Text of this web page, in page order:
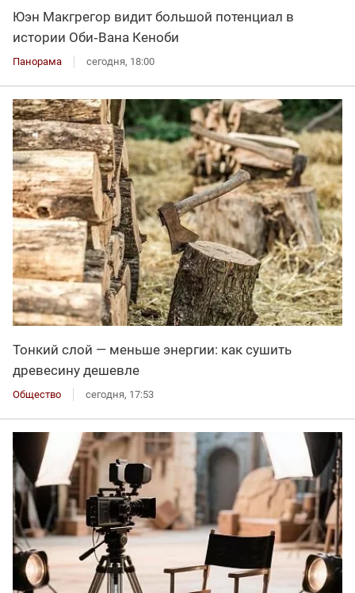
Юэн Макгрегор видит большой потенциал в
истории Оби‑Вана Кеноби
Панорама сегодня, 18:00
Тонкий слой — меньше энергии: как сушить
древесину дешевле
Общество сегодня, 17:53